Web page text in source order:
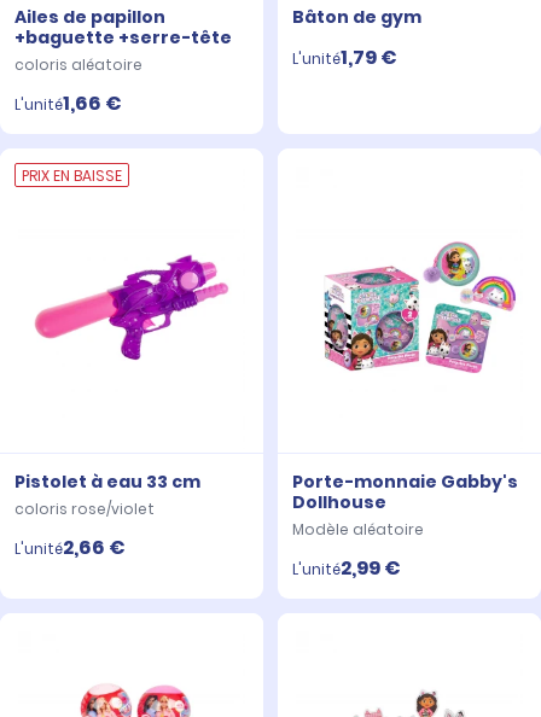
Ailes de papillon
+baguette +serre-tête
coloris aléatoire
L'unité1,66 €
Bâton de gym
L'unité1,79 €
PRIX EN BAISSE
Pistolet à eau 33 cm
coloris rose/violet
L'unité2,66 €
Porte-monnaie Gabby's
Dollhouse
Modèle aléatoire
L'unité2,99 €